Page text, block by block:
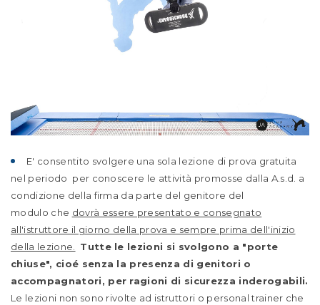
E' consentito svolgere una sola lezione di prova gratuita
nel periodo per conoscere le attività promosse dalla A.s.d. a
condizione della firma da parte del genitore del
modulo che dovrà essere presentato e consegnato
all'istruttore il giorno della prova e sempre prima dell'inizio
della lezione. Tutte le lezioni si svolgono a "porte
chiuse", cioé senza la presenza di genitori o
accompagnatori, per ragioni di sicurezza inderogabili.
Le lezioni non sono rivolte ad istruttori o personal trainer che